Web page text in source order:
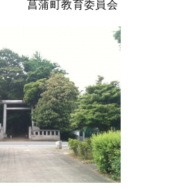
菖蒲町教育委員会